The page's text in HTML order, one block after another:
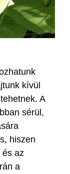
kívül
A
sérül,
hiszen
és az
a